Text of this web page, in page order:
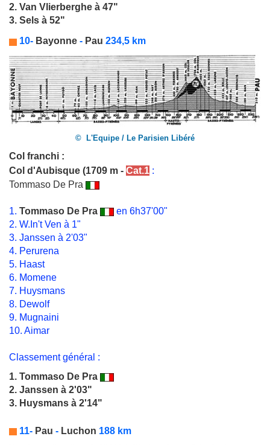
2. Van Vlierberghe à 47"
3. Sels à 52"
10- Bayonne - Pau 234,5 km
© L'Equipe / Le Parisien Libéré
Col franchi :
Col d'Aubisque (1709 m - Cat.1 :
Tommaso De Pra
1. Tommaso De Pra
en 6h37'00"
2. W.In't Ven à 1"
3. Janssen à 2'03"
4. Perurena
5. Haast
6. Momene
7. Huysmans
8. Dewolf
9. Mugnaini
10. Aimar
Classement général :
1. Tommaso De Pra
2. Janssen à 2'03"
3. Huysmans à 2'14"
11- Pau - Luchon 188 km